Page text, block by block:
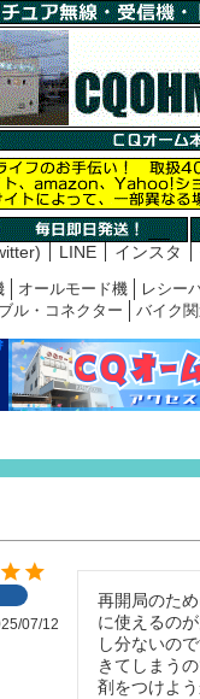
LINE インスタ
オールモード機 レシー
ル・コネクター バイク
07/12
再開局のた
に使えるの
し分ないの
きてしまう
剤をつけよう